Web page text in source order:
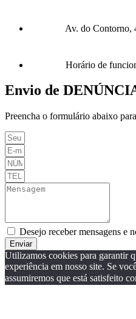
Av. do Contorno,
Horário de
Envio de
Preencha o formulário abaixo
Desejo receber mensagens e
Enviar
Utilizamos cookies para garantir
experiência em nosso site. Se
assumiremos que está satisfeito